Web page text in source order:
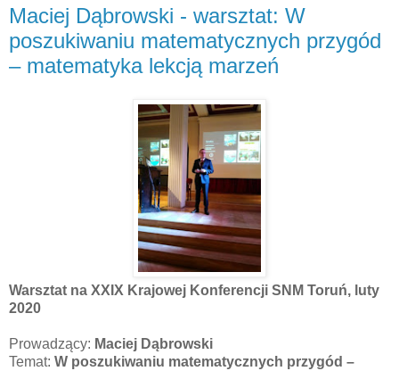
Maciej Dąbrowski - warsztat: W
poszukiwaniu matematycznych przygód
– matematyka lekcją marzeń
Warsztat na XXIX Krajowej Konferencji SNM Toruń, luty
2020
Prowadzący: Maciej Dąbrowski
Temat: W poszukiwaniu matematycznych przygód –